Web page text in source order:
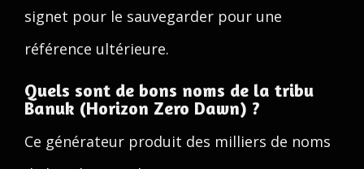
signet pour le sauvegarder pour une
référence ultérieure.
Quels sont de bons noms de la tribu
Banuk (Horizon Zero Dawn) ?
Ce générateur produit des milliers de noms